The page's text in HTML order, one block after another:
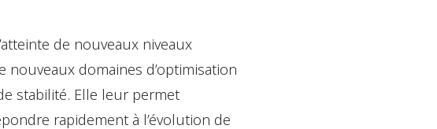
de nouveaux niveaux
domaines d’optimisation
stabilité. Elle leur permet
rapidement à l’évolution de